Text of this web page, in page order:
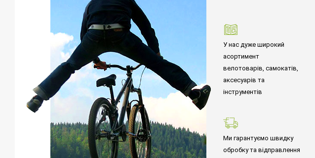
У нас дуже широкий
асортимент
велотоварів, самокатів,
аксесуарів та
інструментів
Ми гарантуємо швидку
обробку та відправлення